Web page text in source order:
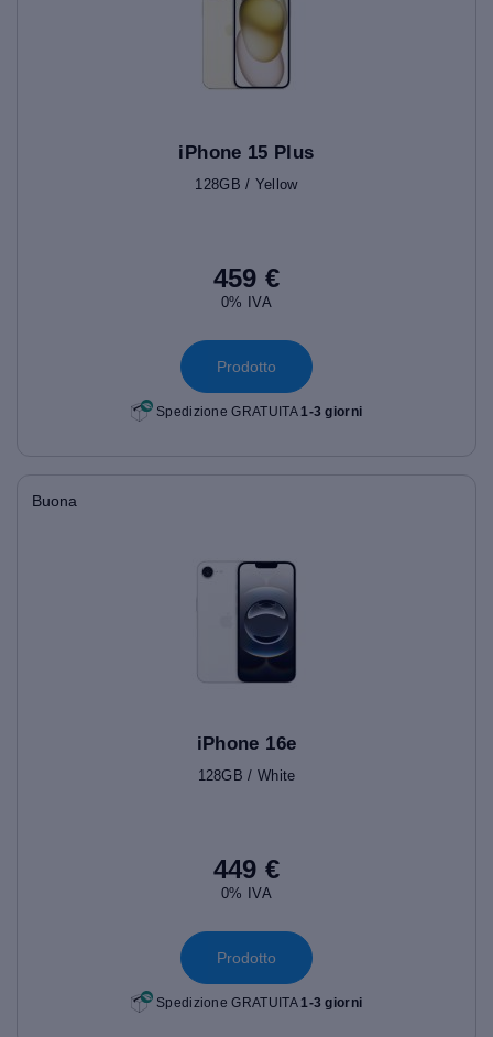
iPhone 15 Plus
128GB / Yellow
459 €
0% IVA
Prodotto
Spedizione GRATUITA1-3 giorni
Buona
iPhone 16e
128GB / White
449 €
0% IVA
Prodotto
Spedizione GRATUITA1-3 giorni